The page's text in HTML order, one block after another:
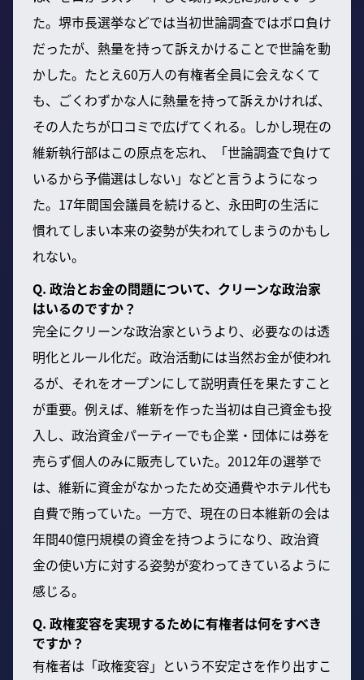
た。堺市長選挙などでは当初世論調査ではボロ負け
だったが、熱量を持って訴えかけることで世論を動
かした。たとえ60万人の有権者全員に会えなくて
も、ごくわずかな人に熱量を持って訴えかければ、
その人たちが口コミで広げてくれる。しかし現在の
維新執行部はこの原点を忘れ、「世論調査で負けて
いるから予備選はしない」などと言うようになっ
た。17年間国会議員を続けると、永田町の生活に
慣れてしまい本来の姿勢が失われてしまうのかもし
れない。
Q. 政治とお金の問題について、クリーンな政治家
はいるのですか？
完全にクリーンな政治家というより、必要なのは透
明化とルール化だ。政治活動には当然お金が使われ
るが、それをオープンにして説明責任を果たすこと
が重要。例えば、維新を作った当初は自己資金も投
入し、政治資金パーティーでも企業・団体には券を
売らず個人のみに販売していた。2012年の選挙で
は、維新に資金がなかったため交通費やホテル代も
自費で賄っていた。一方で、現在の日本維新の会は
年間40億円規模の資金を持つようになり、政治資
金の使い方に対する姿勢が変わってきているように
感じる。
Q. 政権変容を実現するために有権者は何をすべき
ですか？
有権者は「政権変容」という不安定さを作り出すこ